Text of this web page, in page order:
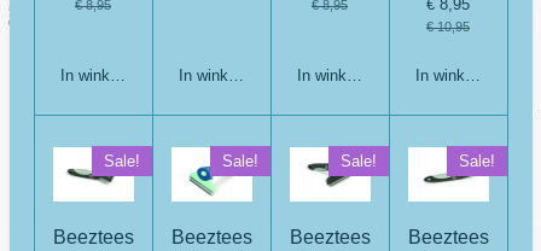
€ 8,95
In winkelwagen In winkelwagen
€ 8,95
In winkelwagen
€ 8,95
€ 10,95
In winkelwagen
Sale!
Beeztees
Sale!
Beeztees
Sale!
Beeztees
Sale!
Beeztees